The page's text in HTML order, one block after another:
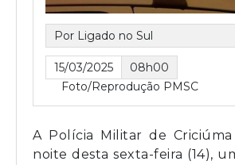
Por Ligado no Sul
15/03/2025
08h00
Foto/Reprodução PMSC
A Polícia Militar de
noite desta sexta-feira (14),